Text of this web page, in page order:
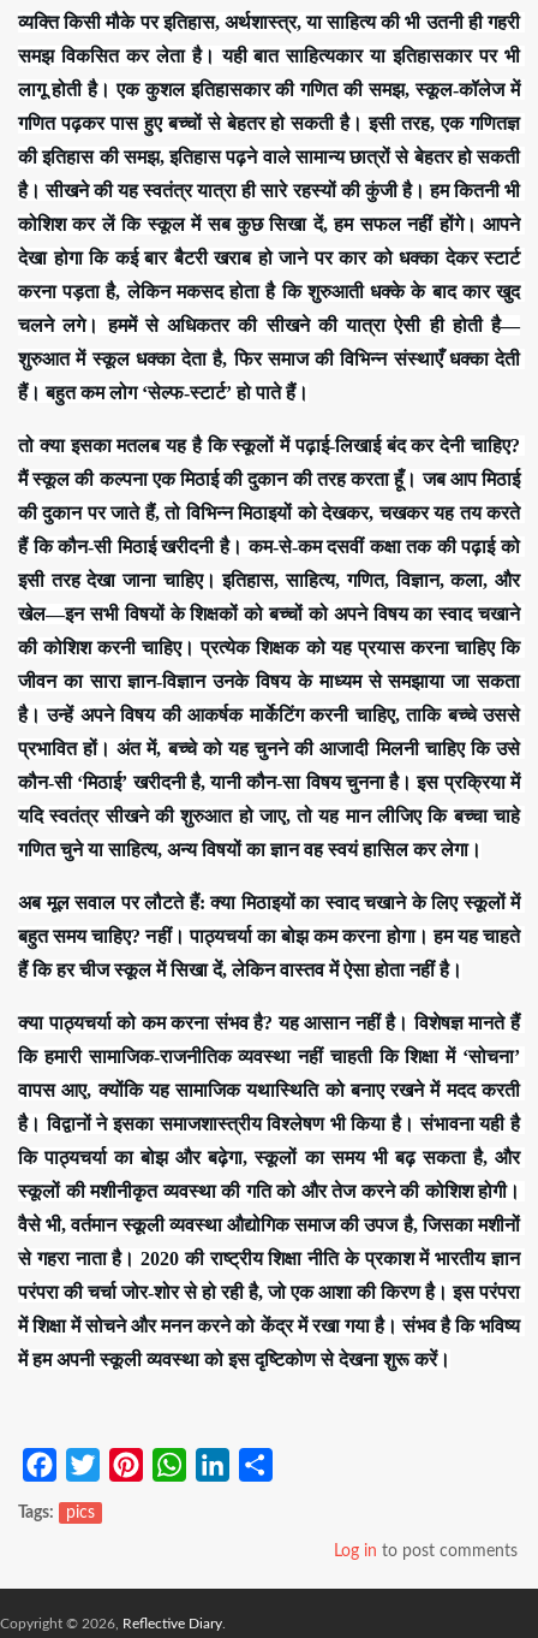
व्यक्ति किसी मौके पर इतिहास, अर्थशास्त्र, या साहित्य की भी उतनी ही गहरी
समझ विकसित कर लेता है। यही बात साहित्यकार या इतिहासकार पर भी
लागू होती है। एक कुशल इतिहासकार की गणित की समझ, स्कूल-कॉलेज में
गणित पढ़कर पास हुए बच्चों से बेहतर हो सकती है। इसी तरह, एक गणितज्ञ
की इतिहास की समझ, इतिहास पढ़ने वाले सामान्य छात्रों से बेहतर हो सकती
है। सीखने की यह स्वतंत्र यात्रा ही सारे रहस्यों की कुंजी है। हम कितनी भी
कोशिश कर लें कि स्कूल में सब कुछ सिखा दें, हम सफल नहीं होंगे। आपने
देखा होगा कि कई बार बैटरी खराब हो जाने पर कार को धक्का देकर स्टार्ट
करना पड़ता है, लेकिन मकसद होता है कि शुरुआती धक्के के बाद कार खुद
चलने लगे। हममें से अधिकतर की सीखने की यात्रा ऐसी ही होती है—
शुरुआत में स्कूल धक्का देता है, फिर समाज की विभिन्न संस्थाएँ धक्का देती
हैं। बहुत कम लोग ‘सेल्फ-स्टार्ट’ हो पाते हैं।
तो क्या इसका मतलब यह है कि स्कूलों में पढ़ाई-लिखाई बंद कर देनी चाहिए?
मैं स्कूल की कल्पना एक मिठाई की दुकान की तरह करता हूँ। जब आप मिठाई
की दुकान पर जाते हैं, तो विभिन्न मिठाइयों को देखकर, चखकर यह तय करते
हैं कि कौन-सी मिठाई खरीदनी है। कम-से-कम दसवीं कक्षा तक की पढ़ाई को
इसी तरह देखा जाना चाहिए। इतिहास, साहित्य, गणित, विज्ञान, कला, और
खेल—इन सभी विषयों के शिक्षकों को बच्चों को अपने विषय का स्वाद चखाने
की कोशिश करनी चाहिए। प्रत्येक शिक्षक को यह प्रयास करना चाहिए कि
जीवन का सारा ज्ञान-विज्ञान उनके विषय के माध्यम से समझाया जा सकता
है। उन्हें अपने विषय की आकर्षक मार्केटिंग करनी चाहिए, ताकि बच्चे उससे
प्रभावित हों। अंत में, बच्चे को यह चुनने की आजादी मिलनी चाहिए कि उसे
कौन-सी ‘मिठाई’ खरीदनी है, यानी कौन-सा विषय चुनना है। इस प्रक्रिया में
यदि स्वतंत्र सीखने की शुरुआत हो जाए, तो यह मान लीजिए कि बच्चा चाहे
गणित चुने या साहित्य, अन्य विषयों का ज्ञान वह स्वयं हासिल कर लेगा।
अब मूल सवाल पर लौटते हैं: क्या मिठाइयों का स्वाद चखाने के लिए स्कूलों में
बहुत समय चाहिए? नहीं। पाठ्यचर्या का बोझ कम करना होगा। हम यह चाहते
हैं कि हर चीज स्कूल में सिखा दें, लेकिन वास्तव में ऐसा होता नहीं है।
क्या पाठ्यचर्या को कम करना संभव है? यह आसान नहीं है। विशेषज्ञ मानते हैं
कि हमारी सामाजिक-राजनीतिक व्यवस्था नहीं चाहती कि शिक्षा में ‘सोचना’
वापस आए, क्योंकि यह सामाजिक यथास्थिति को बनाए रखने में मदद करती
है। विद्वानों ने इसका समाजशास्त्रीय विश्लेषण भी किया है। संभावना यही है
कि पाठ्यचर्या का बोझ और बढ़ेगा, स्कूलों का समय भी बढ़ सकता है, और
स्कूलों की मशीनीकृत व्यवस्था की गति को और तेज करने की कोशिश होगी।
वैसे भी, वर्तमान स्कूली व्यवस्था औद्योगिक समाज की उपज है, जिसका मशीनों
से गहरा नाता है। 2020 की राष्ट्रीय शिक्षा नीति के प्रकाश में भारतीय ज्ञान
परंपरा की चर्चा जोर-शोर से हो रही है, जो एक आशा की किरण है। इस परंपरा
में शिक्षा में सोचने और मनन करने को केंद्र में रखा गया है। संभव है कि भविष्य
में हम अपनी स्कूली व्यवस्था को इस दृष्टिकोण से देखना शुरू करें।
FacebookTwitterPinterestWhatsApp
LinkedIn
Tags pics
Log in to post comments
Copyright © 2026, Reflective Diary